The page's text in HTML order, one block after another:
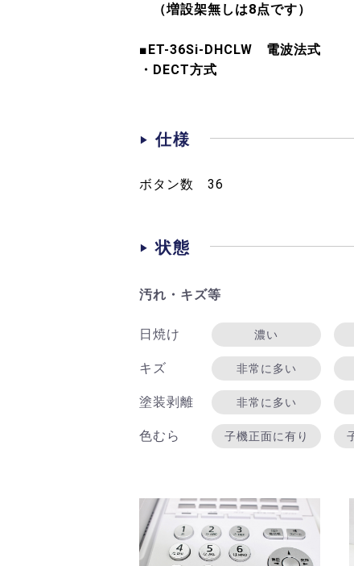
（増設架無しは8点です）
■ET-36Si-DHCLW 電波法式
・DECT方式
仕様
ボタン数 36
状態
汚れ・キズ等
日焼け 濃い
キズ 非常に多い
塗装剥離 非常に多い
色むら 子機正面に有り